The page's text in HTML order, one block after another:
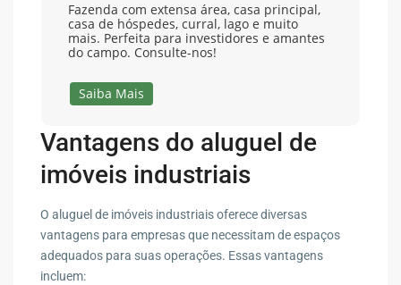
Fazenda com extensa área, casa principal,
casa de hóspedes, curral, lago e muito
mais. Perfeita para investidores e amantes
do campo. Consulte-nos!
Saiba Mais
Vantagens do aluguel de
imóveis industriais
O aluguel de imóveis industriais oferece diversas
vantagens para empresas que necessitam de espaços
adequados para suas operações. Essas vantagens
incluem: